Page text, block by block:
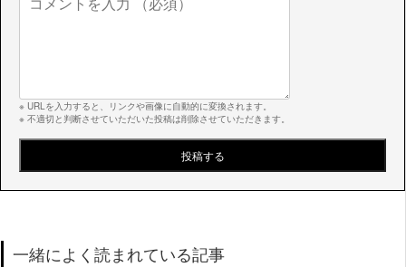
※ URLを入力すると、リンクや画像に自動的に変換されます。
※ 不適切と判断させていただいた投稿は削除させていただきます。
一緒によく読まれている記事